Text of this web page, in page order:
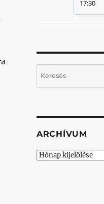
ARCHÍVUM
Archívum